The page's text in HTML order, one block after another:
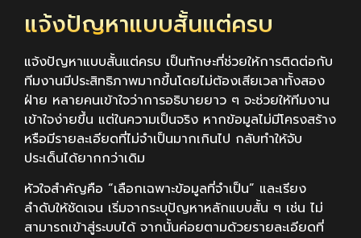
แจ้งปัญหาแบบสั้นแต่ครบ
แจ้งปัญหาแบบสั้นแต่ครบ เป็นทักษะที่ช่วยให้การติดต่อกับ
ทีมงานมีประสิทธิภาพมากขึ้นโดยไม่ต้องเสียเวลาทั้งสอง
ฝ่าย หลายคนเข้าใจว่าการอธิบายยาว ๆ จะช่วยให้ทีมงาน
เข้าใจง่ายขึ้น แต่ในความเป็นจริง หากข้อมูลไม่มีโครงสร้าง
หรือมีรายละเอียดที่ไม่จำเป็นมากเกินไป กลับทำให้จับ
ประเด็นได้ยากกว่าเดิม
หัวใจสำคัญคือ “เลือกเฉพาะข้อมูลที่จำเป็น” และเรียง
ลำดับให้ชัดเจน เริ่มจากระบุปัญหาหลักแบบสั้น ๆ เช่น ไม่
สามารถเข้าสู่ระบบได้ จากนั้นค่อยตามด้วยรายละเอียดที่